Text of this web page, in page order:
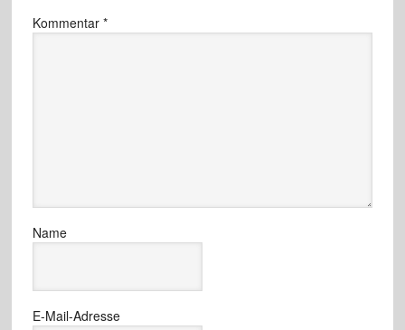
Kommentar *
Name
E-Mail-Adresse